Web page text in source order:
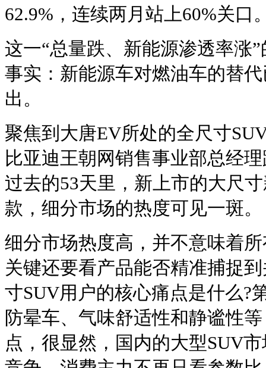
62.9%，连续两月站上60%关口
这一“总量跌、新能源渗透率涨
事实：新能源车对燃油车的替
出。
聚焦到大唐EV所处的全尺寸
比亚迪王朝网销售事业部总经
过去的53天里，新上市的大尺
款，细分市场的热度可见一斑。
细分市场热度高，并不意味着
关键还要看产品能否精准捕捉
寸SUV用户的核心痛点是什么?
防晕车、气味舒适性和静谧性
点，很显然，国内的大型SUV